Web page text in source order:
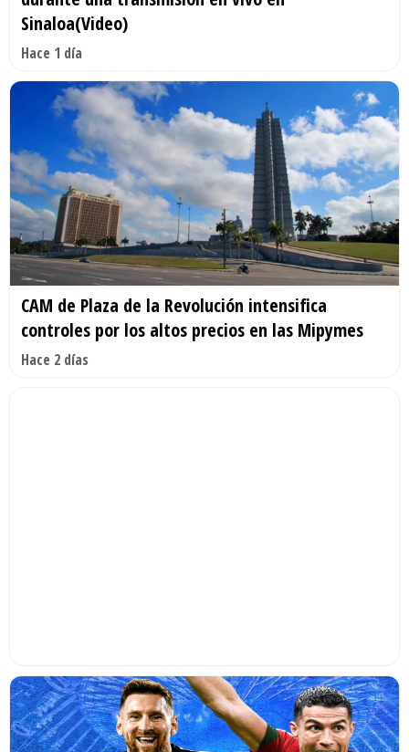
Sinaloa(Video)
Hace 1 día
CAM de Plaza de la Revolución intensifica
controles por los altos precios en las Mipymes
Hace 2 días